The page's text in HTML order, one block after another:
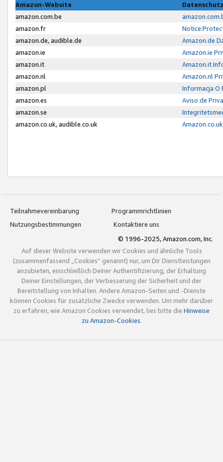
Amazon-Website
amazon.com.be
amazon.fr
amazon.de, audible.de
Amazon.de
amazon.ie
Amazon.ie
amazon.it
Amazon.it
amazon.nl
Amazon.nl
amazon.pl
Informacja O
amazon.es
Aviso de
amazon.se
amazon.co.uk, audible.co.uk
Teilnahmevereinbarung
Programmrichtlinien
Nutzungsbestimmungen
Kontaktiere uns
© 1996-2025, Amazon.com, Inc.
Auf dieser Website verwenden wir Cookies und ähnliche Tools
(zusammenfassend „Cookies“ genannt) nur, um Dir Dienstleistungen
anzubieten, einschließlich Deiner Authentifizierung, der Erhaltung
Deiner Einstellungen, der Verbesserung der Sicherheit und der
Bereitstellung von Inhalten. Andere Amazon-Seiten und -Dienste
können Cookies für zusätzliche Zwecke verwenden. Um mehr darüber
zu erfahren, wie Amazon Cookies verwendet, lies bitte die Hinweise
zu Amazon-Cookies.